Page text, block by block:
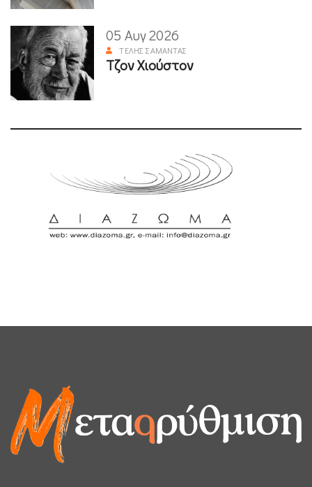
05 Αυγ 2026
ΤΈΛΗΣ ΣΑΜΑΝΤΆΣ
Τζον Χιούστον